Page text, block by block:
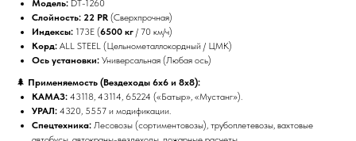
Модель: DT-1260
Слойность: 22 PR (Сверхпрочная)
Индексы: 173E (6500 кг / 70 км/ч)
Корд: ALL STEEL (Цельнометаллокордный / ЦМК)
Ось установки: Универсальная (Любая ось)
🌲 Применяемость (Вездеходы 6х6 и 8х8):
КАМАЗ: 43118, 43114, 65224 («Батыр», «Мустанг»).
УРАЛ: 4320, 5557 и модификации.
Спецтехника: Лесовозы (сортиментовозы), трубоплетевозы, вахтовые